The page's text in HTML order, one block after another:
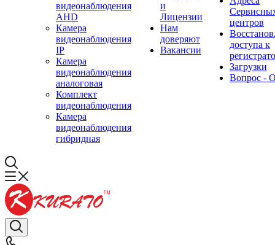
видеонаблюдения
AHD
Камера
видеонаблюдения
IP
Камера
видеонаблюдения
аналоговая
Комплект
видеонаблюдения
Камера
видеонаблюдения
гибридная
и
Лицензии
Нам
доверяют
Вакансии
центров
доступа к
Загрузки
Вопрос -